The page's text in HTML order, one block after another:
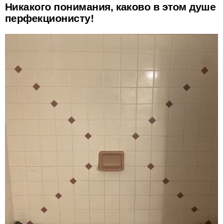
Никакого понимания, каково в этом душе
перфекционисту!